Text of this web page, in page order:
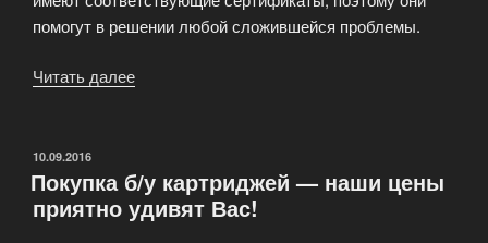
помогут в решении любой сложившейся проблемы.
Читать далее
ОПУБЛИКОВАНО
10.09.2016
Покупка б/у картриджей — наши цены
приятно удивят Вас!